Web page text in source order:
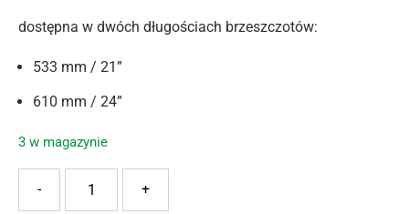
dostępna w dwóch długościach brzeszczotów:
533 mm / 21”
610 mm / 24”
3 w magazynie
+
-